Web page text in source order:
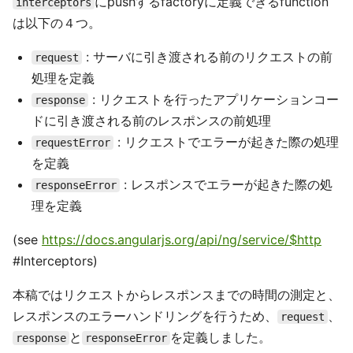
は以下の４つ。
request
: サーバに引き渡される前のリクエストの前
処理を定義
response
: リクエストを行ったアプリケーションコー
ドに引き渡される前のレスポンスの前処理
requestError
: リクエストでエラーが起きた際の処理
を定義
responseError
: レスポンスでエラーが起きた際の処
理を定義
(see https://docs.angularjs.org/api/ng/service/$http
#Interceptors)
本稿ではリクエストからレスポンスまでの時間の測定と、
レスポンスのエラーハンドリングを行うため、
request 、
response と responseError を定義しました。